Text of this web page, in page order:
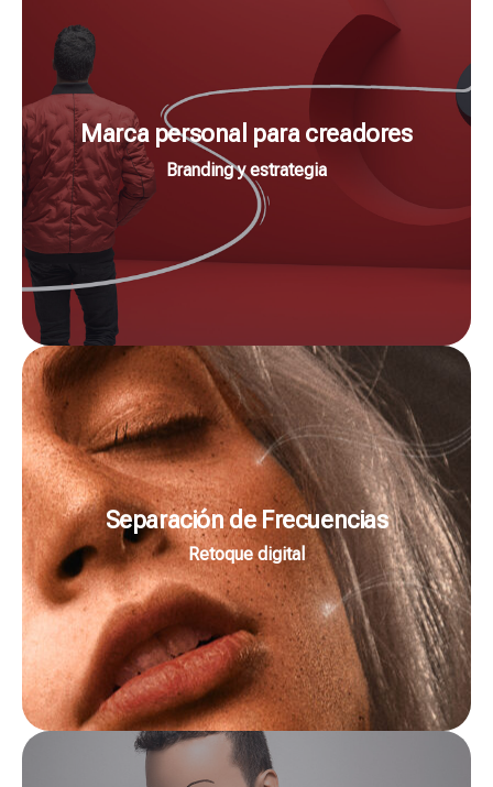
Marca personal para creadores
Branding y estrategia
Desarrolla una estrategia basada en tu
perfil
Defínete como profesional con un sistema que
funciona, comprobado por mi propia experiencia, y
haz que tus clientes o tu audiencia te elijan como
su primera opción.
Ir al curso
Separación de Frecuencias
Retoque digital
La técnica más potente y maltratada...
hasta ahora.
De cero a experto, pero experto de verdad. Vas a
usar la separación de frecuencias a todos los
niveles para mejorar/corregir imágenes de retrato,
producto, arquitectura, paisaje, 3D e incluso vídeo.
Ir al curso